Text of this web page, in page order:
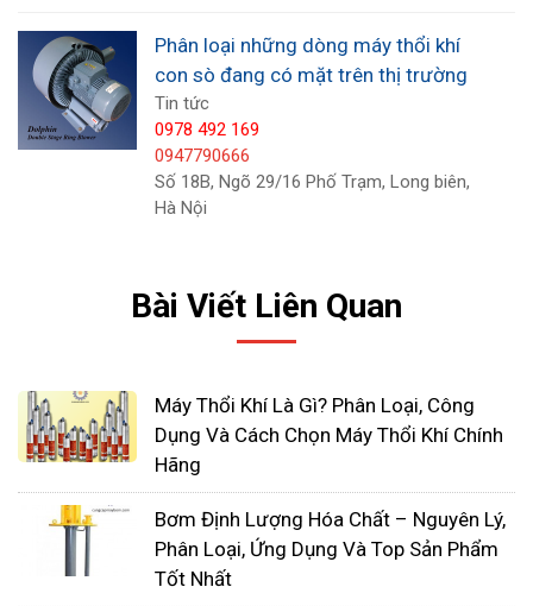
Ưu điểm của các dòng máy thổi khí con sò
Thiết kế nhỏ, nhẹ và tiết kiệm kinh tế
Áp lực tĩnh cao và độ ồn thấp, hiệu suất cao
Cánh quạt được thiết kế mở ngăn chặn bụi
cấp áp lực hiệu suất cao.
Máy chạy ít phát ra tiếng ồn rất êm
Tiêu thụ ít năng lượng trong quá trình vận
hành
Cánh quạt gió có hiệu suất cao và được chế
tạo tốt để ngăn chặn bụi xâm nhập.
Phân loại những dòng máy thổi khí
con sò đang có mặt trên thị trường
Tin tức
0978 492 169
0947790666
Số 18B, Ngõ 29/16 Phố Trạm, Long biên,
Hà Nội
Bài Viết Liên Quan
Máy Thổi Khí Là Gì? Phân Loại, Công
Dụng Và Cách Chọn Máy Thổi Khí Chính
Hãng
Bơm Định Lượng Hóa Chất – Nguyên Lý,
Phân Loại, Ứng Dụng Và Top Sản Phẩm
Tốt Nhất